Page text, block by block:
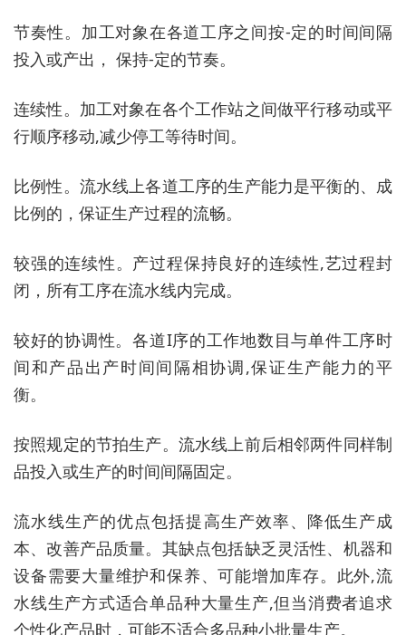
节奏性。加工对象在各道工序之间按-定的时间间隔
投入或产出， 保持-定的节奏。
连续性。加工对象在各个工作站之间做平行移动或平
行顺序移动,减少停工等待时间。
比例性。流水线上各道工序的生产能力是平衡的、成
比例的，保证生产过程的流畅。
较强的连续性。产过程保持良好的连续性,艺过程封
闭，所有工序在流水线内完成。
较好的协调性。各道I序的工作地数目与单件工序时
间和产品出产时间间隔相协调,保证生产能力的平
衡。
按照规定的节拍生产。流水线上前后相邻两件同样制
品投入或生产的时间间隔固定。
流水线生产的优点包括提高生产效率、降低生产成
本、改善产品质量。其缺点包括缺乏灵活性、机器和
设备需要大量维护和保养、可能增加库存。此外,流
水线生产方式适合单品种大量生产,但当消费者追求
个性化产品时，可能不适合多品种小批量生产。